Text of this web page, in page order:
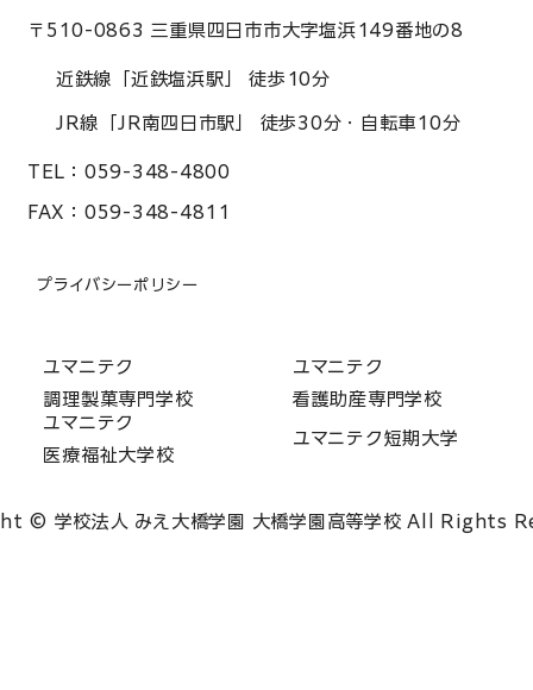
〒510-0863 三重県四日市市大字塩浜149番地の8
近鉄線「近鉄塩浜駅」 徒歩10分
JR線「JR南四日市駅」 徒歩30分・自転車10分
TEL： 059-348-4800
FAX： 059-348-4811
プライバシーポリシー
ユマニテク
調理製菓専門学校
ユマニテク
看護助産専門学校
ユマニテク
医療福祉大学校
ユマニテク短期大学
© 学校法人 みえ大橋学園 大橋学園高等学校 All Rights